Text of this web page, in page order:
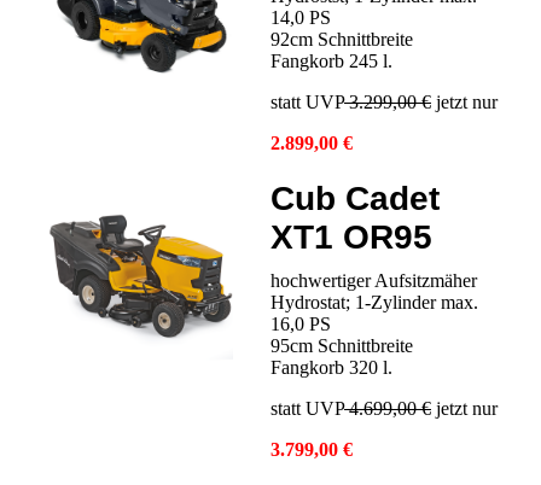
14,0 PS
92cm Schnittbreite
Fangkorb 245 l.
statt UVP3.299,00 € jetzt nur
2.899,00 €
Cub Cadet
XT1 OR95
hochwertiger Aufsitzmäher
Hydrostat; 1-Zylinder max.
16,0 PS
95cm Schnittbreite
Fangkorb 320 l.
statt UVP4.699,00 € jetzt nur
3.799,00 €